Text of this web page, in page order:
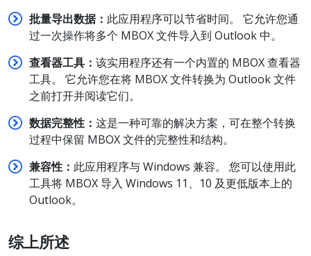
批量导出数据： 此应用程序可以节省时间。 它允许您通
过一次操作将多个 MBOX 文件导入到 Outlook 中。
查看器工具： 该实用程序还有一个内置的 MBOX 查看器
工具。 它允许您在将 MBOX 文件转换为 Outlook 文件
之前打开并阅读它们。
数据完整性： 这是一种可靠的解决方案，可在整个转换
过程中保留 MBOX 文件的完整性和结构。
兼容性： 此应用程序与 Windows 兼容。 您可以使用此
工具将 MBOX 导入 Windows 11、10 及更低版本上的
Outlook。
综上所述